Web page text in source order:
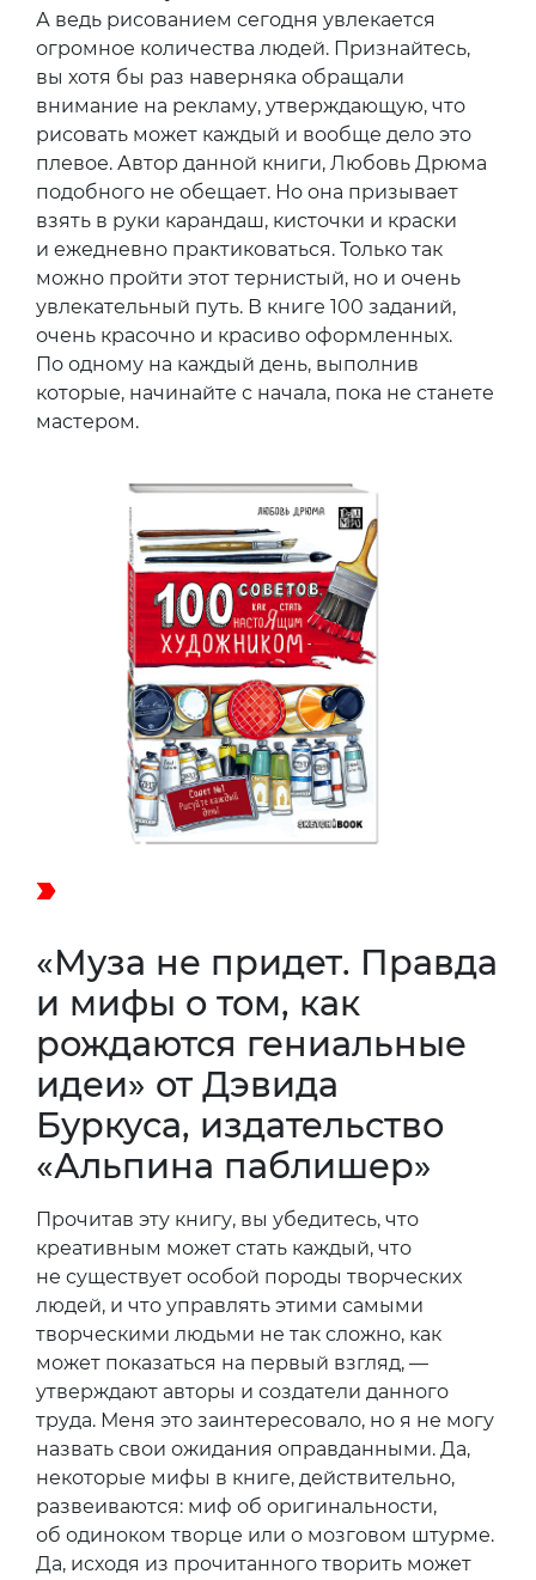
А ведь рисованием сегодня увлекается
огромное количества людей. Признайтесь,
вы хотя бы раз наверняка обращали
внимание на рекламу, утверждающую, что
рисовать может каждый и вообще дело это
плевое. Автор данной книги, Любовь Дрюма
подобного не обещает. Но она призывает
взять в руки карандаш, кисточки и краски
и ежедневно практиковаться. Только так
можно пройти этот тернистый, но и очень
увлекательный путь. В книге 100 заданий,
очень красочно и красиво оформленных.
По одному на каждый день, выполнив
которые, начинайте с начала, пока не станете
мастером.
«Муза не придет. Правда
и мифы о том, как
рождаются гениальные
идеи» от Дэвида
Буркуса, издательство
«Альпина паблишер»
Прочитав эту книгу, вы убедитесь, что
креативным может стать каждый, что
не существует особой породы творческих
людей, и что управлять этими самыми
творческими людьми не так сложно, как
может показаться на первый взгляд, —
утверждают авторы и создатели данного
труда. Меня это заинтересовало, но я не могу
назвать свои ожидания оправданными. Да,
некоторые мифы в книге, действительно,
развеиваются: миф об оригинальности,
об одиноком творце или о мозговом штурме.
Да, исходя из прочитанного творить может